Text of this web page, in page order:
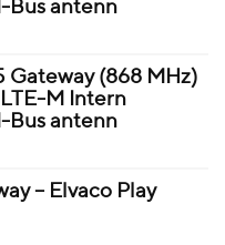
Bus antenn
Gateway (868 MHz)
LTE-M Intern
Bus antenn
– Elvaco Play